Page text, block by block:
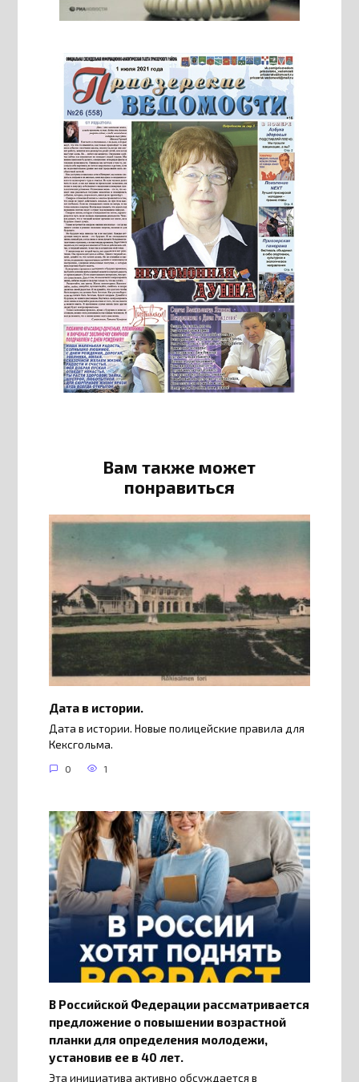
Вам также может
понравиться
Дата в истории.
Дата в истории. Новые полицейские правила для
Кексгольма.
0 1
В Российской Федерации рассматривается
предложение о повышении возрастной
планки для определения молодежи,
установив ее в 40 лет.
Эта инициатива активно обсуждается в